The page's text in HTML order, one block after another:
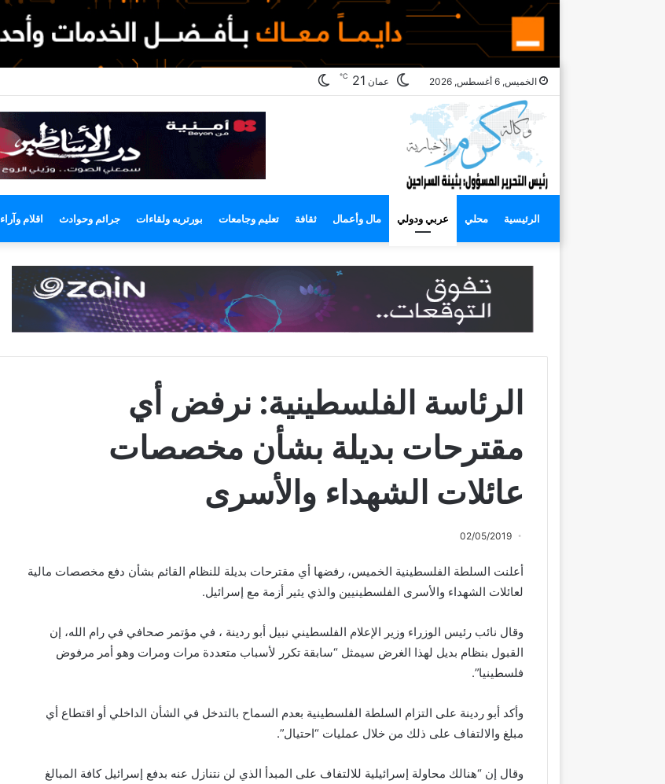
الخميس, 6 أغسطس, 2026
الوضع
عمان 21
℃
الرئيسية محلي عربي ودولي مال وأعمال ثقافة تعليم وجامعات بورتريه ولقاءات جرائم وحوادث اقلام وآراء
الرئاسة الفلسطينية: نرفض أي
مقترحات بديلة بشأن مخصصات
عائلات الشهداء والأسرى
02/05/2019
أعلنت السلطة الفلسطينية الخميس، رفضها أي مقترحات بديلة للنظام القائم بشأن دفع مخصصات مالية
لعائلات الشهداء والأسرى الفلسطينيين والذي يثير أزمة مع إسرائيل.
وقال نائب رئيس الوزراء وزير الإعلام الفلسطيني نبيل أبو ردينة ، في مؤتمر صحافي في رام الله، إن
القبول بنظام بديل لهذا الغرض سيمثل “سابقة تكرر لأسباب متعددة مرات ومرات وهو أمر مرفوض
فلسطينيا”.
وأكد أبو ردينة على التزام السلطة الفلسطينية بعدم السماح بالتدخل في الشأن الداخلي أو اقتطاع أي
مبلغ والالتفاف على ذلك من خلال عمليات “احتيال”.
وقال إن “هنالك محاولة إسرائيلية للالتفاف على المبدأ الذي لن نتنازل عنه بدفع إسرائيل كافة المبالغ